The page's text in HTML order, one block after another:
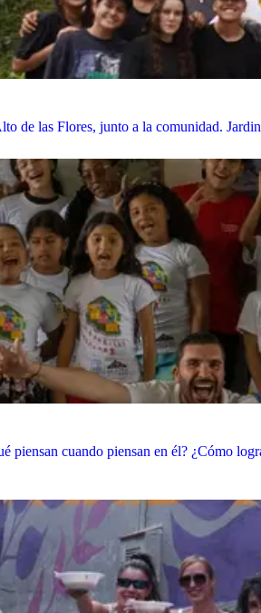
de las Flores, junto a la comunidad.
piensan cuando piensan en él? ¿Cómo